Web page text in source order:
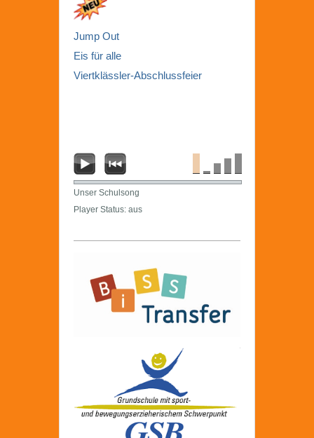
Jump Out
Eis für alle
Viertklässler-Abschlussfeier
Unser Schulsong
Player Status: aus